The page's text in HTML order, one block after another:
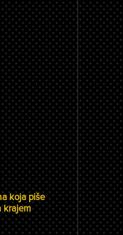
koja piše
krajem